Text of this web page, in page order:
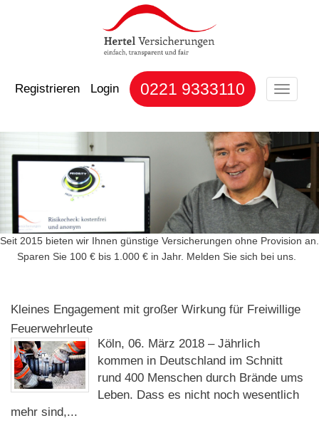
Registrieren Login 0221 9333110
Toggle
Seit 2015 bieten wir Ihnen günstige Versicherungen ohne Provision an.
Sparen Sie 100 € bis 1.000 € in Jahr. Melden Sie sich bei uns.
Kleines Engagement mit großer Wirkung für Freiwillige
Feuerwehrleute
Köln, 06. März 2018 – Jährlich
kommen in Deutschland im Schnitt
rund 400 Menschen durch Brände ums
Leben. Dass es nicht noch wesentlich
mehr sind,...